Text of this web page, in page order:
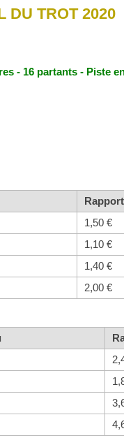
DU TROT 2020
- 16 partants - Piste
1,50 €
1,10 €
1,40 €
2,00 €